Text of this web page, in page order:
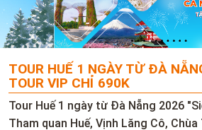
TOUR HUẾ 1 NGÀY TỪ ĐÀ
TOUR VIP CHỈ 690K
Tour Huế 1 ngày từ Đà Nẵng 2026
Tham quan Huế, Vịnh Lăng Cô,